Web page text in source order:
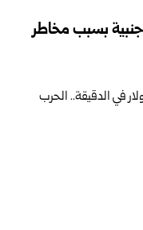
بسبب مخاطر